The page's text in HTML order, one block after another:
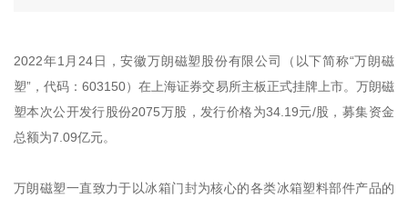
2022年1月24日，安徽万朗磁塑股份有限公司（以下简称“万朗磁
塑”，代码：603150）在上海证券交易所主板正式挂牌上市。万朗磁
塑本次公开发行股份2075万股，发行价格为34.19元/股，募集资金
总额为7.09亿元。
万朗磁塑一直致力于以冰箱门封为核心的各类冰箱塑料部件产品的